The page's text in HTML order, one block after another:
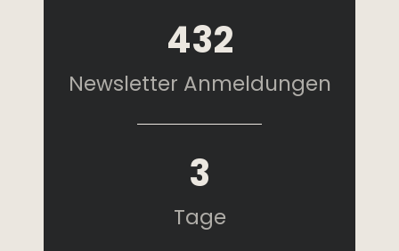
432
Newsletter Anmeldungen
3
Tage